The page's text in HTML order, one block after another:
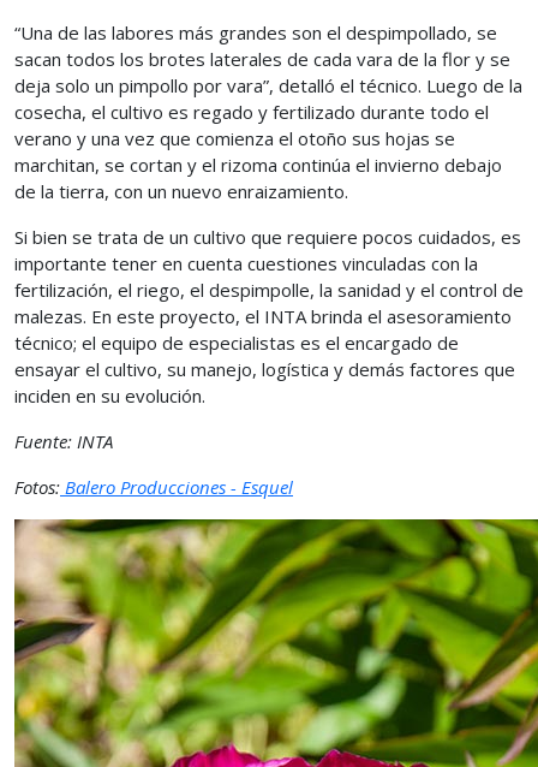
“Una de las labores más grandes son el despimpollado, se
sacan todos los brotes laterales de cada vara de la flor y se
deja solo un pimpollo por vara”, detalló el técnico. Luego de la
cosecha, el cultivo es regado y fertilizado durante todo el
verano y una vez que comienza el otoño sus hojas se
marchitan, se cortan y el rizoma continúa el invierno debajo
de la tierra, con un nuevo enraizamiento.
Si bien se trata de un cultivo que requiere pocos cuidados, es
importante tener en cuenta cuestiones vinculadas con la
fertilización, el riego, el despimpolle, la sanidad y el control de
malezas. En este proyecto, el INTA brinda el asesoramiento
técnico; el equipo de especialistas es el encargado de
ensayar el cultivo, su manejo, logística y demás factores que
inciden en su evolución.
Fuente: INTA
Fotos: Balero Producciones - Esquel